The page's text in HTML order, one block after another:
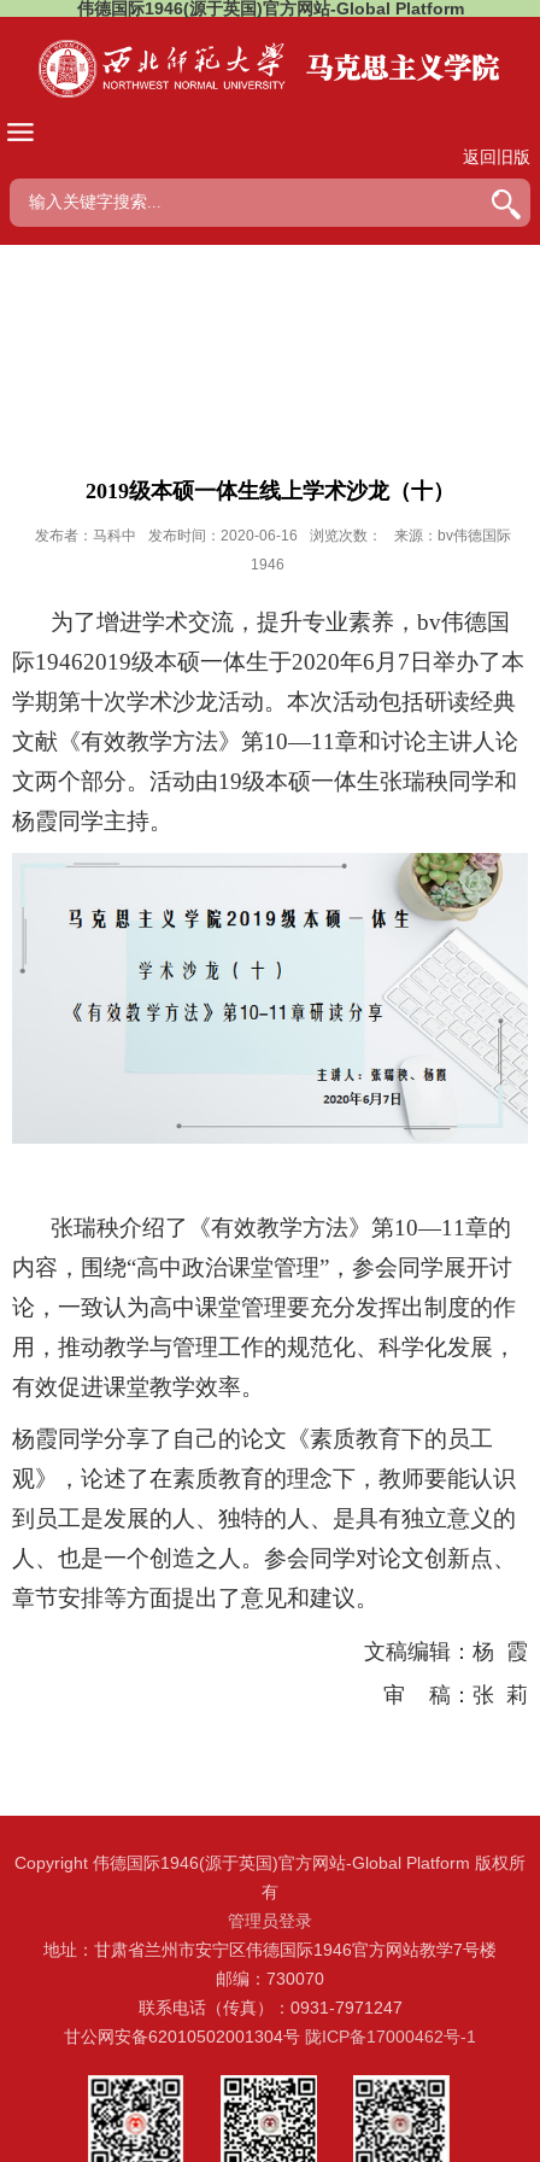
伟德国际1946(源于英国)官方网站-Global Platform
返回旧版
2019级本硕一体生线上学术沙龙（十）
发布者：马科中 发布时间：2020-06-16 浏览次数：
来源：bv伟德国际
1946
为了增进学术交流，提升专业素养，bv伟德国
际19462019级本硕一体生于2020年6月7日举办了本
学期第十次学术沙龙活动。本次活动包括研读经典
文献《有效教学方法》第10—11章和讨论主讲人论
文两个部分。活动由19级本硕一体生张瑞秧同学和
杨霞同学主持。
张瑞秧介绍了《有效教学方法》第10—11章的
内容，围绕“高中政治课堂管理” ，参会同学展开讨
论 ，一致认为高中课堂管理要充分发挥出制度的作
用，推动教学与管理工作的规范化、科学化发展，
有效促进课堂教学效率。
杨霞同学分享了自己的论文《素质教育下的员工
观》，论述了在素质教育的理念下，教师要能认识
到员工是发展的人、独特的人、是具有独立意义的
人、也是一个创造之人。 参会同学对论文创新点、
章节安排等方面提出了意见和建议。
文稿编辑： 杨 霞
审
稿： 张 莉
Copyright 伟德国际1946(源于英国)官方网站-Global Platform 版权所
有
管理员登录
地址：甘肃省兰州市安宁区伟德国际1946官方网站教学7号楼
邮编：730070
联系电话（传真）：0931-7971247
甘公网安备62010502001304号 陇ICP备17000462号-1